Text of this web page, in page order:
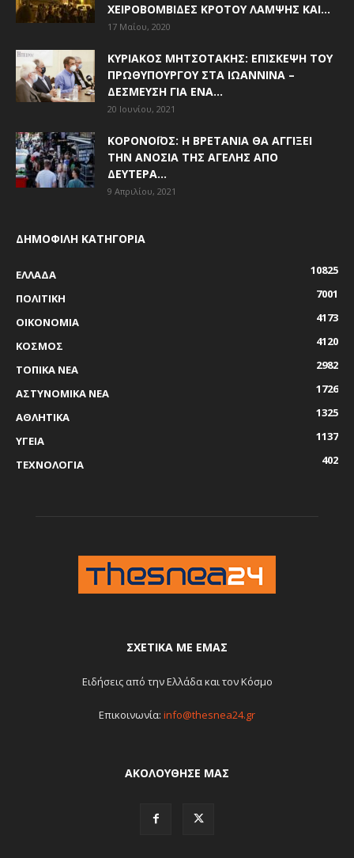
ΧΕΙΡΟΒΟΜΒΊΔΕΣ ΚΡΌΤΟΥ ΛΆΜΨΗΣ ΚΑΙ...
17 Μαΐου, 2020
ΚΥΡΙΆΚΟΣ ΜΗΤΣΟΤΆΚΗΣ: ΕΠΊΣΚΕΨΗ ΤΟΥ
ΠΡΩΘΥΠΟΥΡΓΟΎ ΣΤΑ ΙΩΆΝΝΙΝΑ –
ΔΈΣΜΕΥΣΗ ΓΙΑ ΈΝΑ...
20 Ιουνίου, 2021
ΚΟΡΟΝΟΪΌΣ: Η ΒΡΕΤΑΝΊΑ ΘΑ ΑΓΓΊΞΕΙ
ΤΗΝ ΑΝΟΣΊΑ ΤΗΣ ΑΓΈΛΗΣ ΑΠΌ
ΔΕΥΤΈΡΑ...
9 Απριλίου, 2021
ΔΗΜΟΦΙΛΗ ΚΑΤΗΓΟΡΙΑ
ΕΛΛΑΔΑ
10825
ΠΟΛΙΤΙΚΗ
7001
ΟΙΚΟΝΟΜΙΑ
4173
ΚΟΣΜΟΣ
4120
ΤΟΠΙΚΑ ΝΕΑ
2982
ΑΣΤΥΝΟΜΙΚΑ ΝΕΑ
1726
ΑΘΛΗΤΙΚΑ
1325
ΥΓΕΙΑ
1137
ΤΕΧΝΟΛΟΓΙΑ
402
ΣΧΕΤΙΚΆ ΜΕ ΕΜΆΣ
Ειδήσεις από την Ελλάδα και τον Κόσμο
Επικοινωνία: info@thesnea24.gr
ΑΚΟΛΟΥΘΗΣΕ ΜΑΣ